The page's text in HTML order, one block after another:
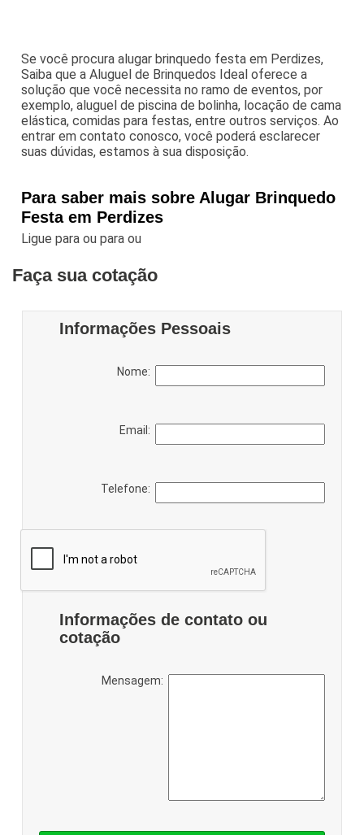
Se você procura alugar brinquedo festa em Perdizes,
Saiba que a Aluguel de Brinquedos Ideal oferece a
solução que você necessita no ramo de eventos, por
exemplo, aluguel de piscina de bolinha, locação de cama
elástica, comidas para festas, entre outros serviços. Ao
entrar em contato conosco, você poderá esclarecer
suas dúvidas, estamos à sua disposição.
Para saber mais sobre Alugar Brinquedo
Festa em Perdizes
Ligue paraou paraou
Faça sua cotação
Informações Pessoais
Nome:
Email:
Telefone:
Informações de contato ou
cotação
Mensagem: